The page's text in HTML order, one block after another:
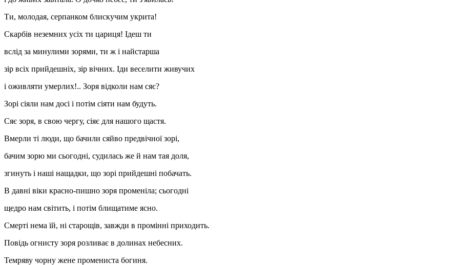
Ти, молодая, серпанком блискучим укрита!
Скарбів неземних усіх ти цариця! Ідеш ти
вслід за минулими зорями, ти ж і найстарша
зір всіх прийдешніх, зір вічних. Іди веселити живучих
і оживляти умерлих!.. Зоря відколи нам сяє?
Зорі сіяли нам досі і потім сіяти нам будуть.
Сяє зоря, в свою чергу, сіяє для нашого щастя.
Вмерли ті люди, що бачили сяйво предвічної зорі,
бачим зорю ми сьогодні, судилась же й нам тая доля,
згинуть і наші нащадки, що зорі прийдешні побачать.
В давні віки красно-пишно зоря променіла; сьогодні
щедро нам світить, і потім блищатиме ясно.
Смерті нема їй, ні старощів, завжди в промінні приходить.
Повідь огнисту зоря розливає в долинах небесних.
Темряву чорну жене промениста богиня.